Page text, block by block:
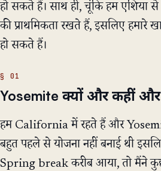
हो सकते हैं। साथ ही, चूंकि हम एशिया
की प्राथमिकता रखते हैं, इसलिए हमारे
हो सकते हैं।
Yosemite क्यों और कहीं और
हम California में रहते हैं और
बहुत पहले से योजना नहीं बनाई थी
Spring break करीब आया, तो मैंने